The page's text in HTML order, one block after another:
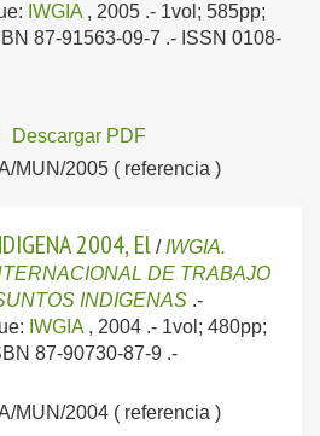
IWGIA , 2005 .- 1vol; 585pp;
87-91563-09-7 .- ISSN 0108-
Descargar PDF
MUN/2005 ( referencia )
2004, El / IWGIA.
DE TRABAJO
INDIGENAS .-
IWGIA , 2004 .- 1vol; 480pp;
87-90730-87-9 .-
MUN/2004 ( referencia )